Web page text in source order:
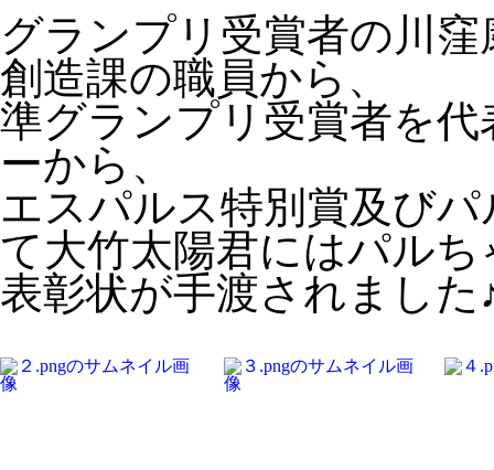
グランプリ受賞者の川
創造課の職員から、
準グランプリ受賞者を
ーから、
エスパルス特別賞及び
て大竹太陽君にはパル
表彰状が手渡されました